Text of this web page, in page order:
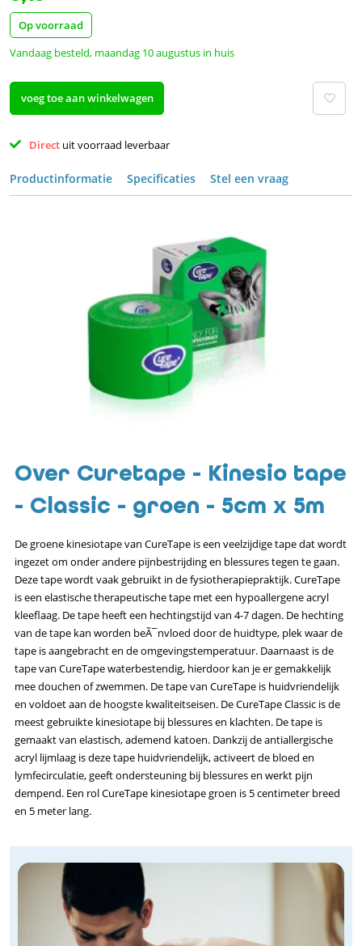
Op voorraad
Vandaag besteld, maandag 10 augustus in huis
voeg toe aan winkelwagen
Direct uit voorraad leverbaar
Productinformatie Specificaties Stel een vraag
Over Curetape - Kinesio tape
- Classic - groen - 5cm x 5m
De groene kinesiotape van CureTape is een veelzijdige tape dat wordt
ingezet om onder andere pijnbestrijding en blessures tegen te gaan.
Deze tape wordt vaak gebruikt in de fysiotherapiepraktijk. CureTape
is een elastische therapeutische tape met een hypoallergene acryl
kleeflaag. De tape heeft een hechtingstijd van 4-7 dagen. De hechting
van de tape kan worden beÃ¯nvloed door de huidtype, plek waar de
tape is aangebracht en de omgevingstemperatuur. Daarnaast is de
tape van CureTape waterbestendig, hierdoor kan je er gemakkelijk
mee douchen of zwemmen. De tape van CureTape is huidvriendelijk
en voldoet aan de hoogste kwaliteitseisen. De CureTape Classic is de
meest gebruikte kinesiotape bij blessures en klachten. De tape is
gemaakt van elastisch, ademend katoen. Dankzij de antiallergische
acryl lijmlaag is deze tape huidvriendelijk, activeert de bloed en
lymfecirculatie, geeft ondersteuning bij blessures en werkt pijn
dempend. Een rol CureTape kinesiotape groen is 5 centimeter breed
en 5 meter lang.